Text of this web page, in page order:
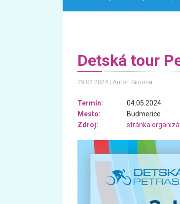
Detská tour
29.04.2024 Autor: Simona
Termín:
04.05.2024
Mesto:
Budmerice
Zdroj:
stránka